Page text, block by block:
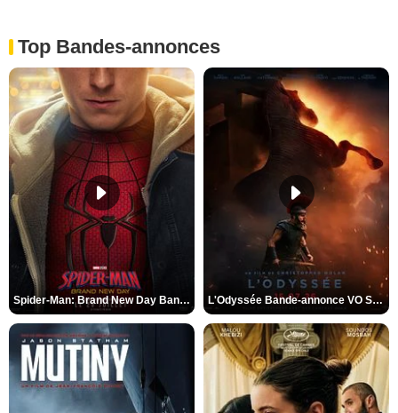
Top Bandes-annonces
Spider-Man: Brand New Day Bande-annonce VO STFR L'Odyssée Bande-annonce VO STFR